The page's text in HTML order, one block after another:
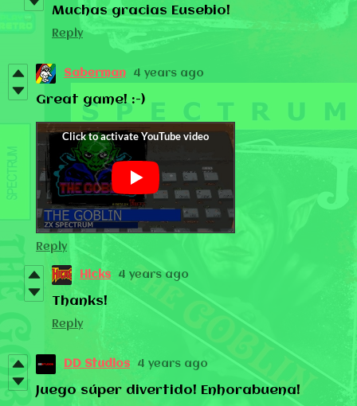
Muchas gracias Eusebio!
Reply
Saberman 4 years ago
Great game! :-)
Reply
Hicks 4 years ago
Thanks!
Reply
DD Studios 4 years ago
Juego súper divertido! Enhorabuena!